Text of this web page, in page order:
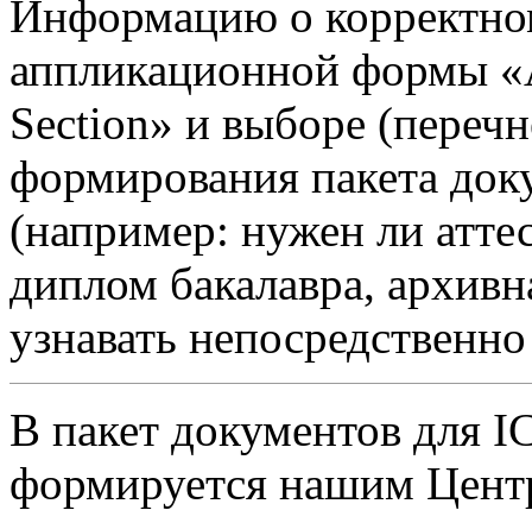
Информацию о
аппликационной формы
Section» и выборе
формирования пакета
(например: нужен ли
диплом бакалавра,
узнавать
В пакет документов для
формируется нашим